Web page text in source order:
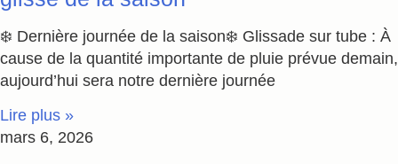
❄️ Dernière journée de la saison❄️ Glissade sur tube : À
cause de la quantité importante de pluie prévue demain,
aujourd’hui sera notre dernière journée
Lire plus »
mars 6, 2026